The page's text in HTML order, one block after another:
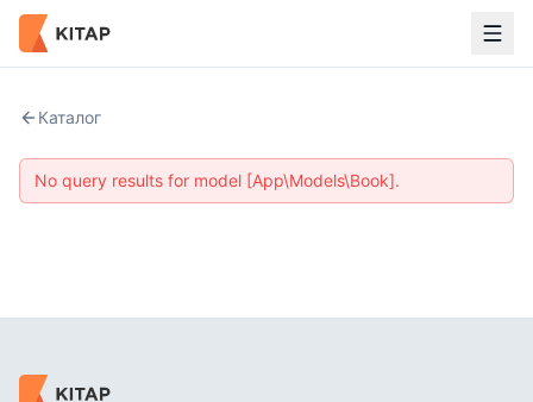
Каталог
No query results for model [App\Models\Book].